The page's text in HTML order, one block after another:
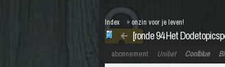
[ronde 94 Het
Index » onzin voor je leven!
abonnement Unibet Coolblue